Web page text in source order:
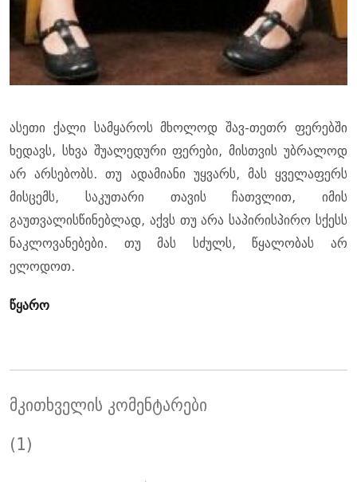
ასეთი ქალი სამყაროს მხოლოდ შავ-თეთრ ფერებში
ხედავს, სხვა შუალედური ფერები, მისთვის უბრალოდ
არ არსებობს. თუ ადამიანი უყვარს, მას ყველაფერს
მისცემს, საკუთარი თავის ჩათვლით, იმის
გაუთვალისწინებლად, აქვს თუ არა საპირისპირო სქესს
ნაკლოვანებები. თუ მას სძულს, წყალობას არ
ელოდოთ.
წყარო
მკითხველის კომენტარები
(1)